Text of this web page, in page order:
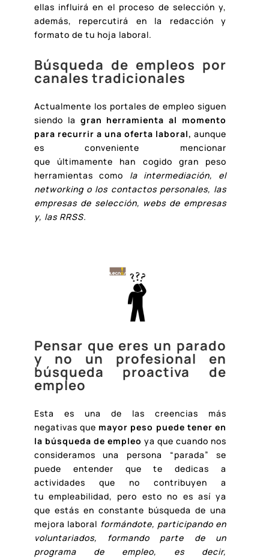
ellas influirá en el proceso de selección y,
además, repercutirá en la redacción y
formato de tu hoja laboral.
Búsqueda de empleos por
canales tradicionales
Actualmente los portales de empleo siguen
siendo la gran herramienta al momento
para recurrir a una oferta laboral, aunque
es conveniente mencionar
que últimamente han cogido gran peso
herramientas como la
intermediación, el
networking o los contactos personales, las
empresas de selección, webs de empresas
y, las RRSS.
Pensar que eres un parado
y no un profesional en
búsqueda proactiva de
empleo
Esta es una de las creencias más
negativas que mayor peso puede tener en
la búsqueda de empleo ya que cuando nos
consideramos una persona “parada” se
puede entender que te dedicas a
actividades que no contribuyen a
tu empleabilidad, pero esto no es así ya
que estás en constante búsqueda de una
mejora laboral formándote, participando en
voluntariados, formando parte de un
programa de empleo, es decir,